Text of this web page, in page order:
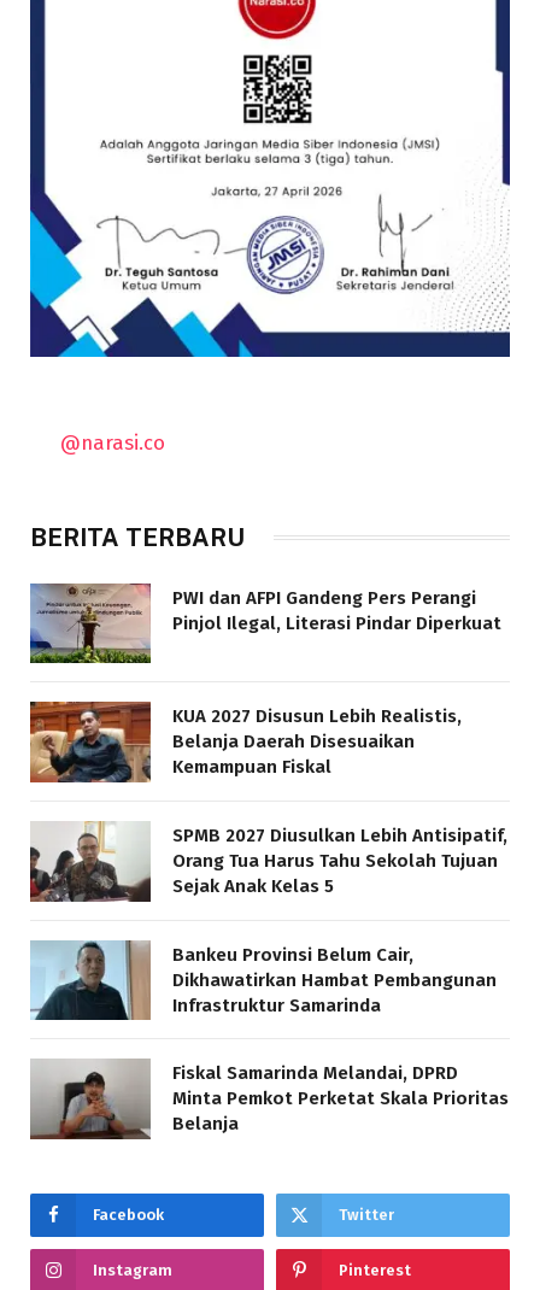
@narasi.co
BERITA TERBARU
PWI dan AFPI Gandeng Pers Perangi
Pinjol Ilegal, Literasi Pindar Diperkuat
KUA 2027 Disusun Lebih Realistis,
Belanja Daerah Disesuaikan
Kemampuan Fiskal
SPMB 2027 Diusulkan Lebih Antisipatif,
Orang Tua Harus Tahu Sekolah Tujuan
Sejak Anak Kelas 5
Bankeu Provinsi Belum Cair,
Dikhawatirkan Hambat Pembangunan
Infrastruktur Samarinda
Fiskal Samarinda Melandai, DPRD
Minta Pemkot Perketat Skala Prioritas
Belanja
Facebook Twitter
Instagram Pinterest